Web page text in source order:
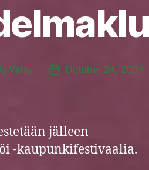
Vattu
PostOctober 24, 2007
jälleen
-kaupunkifestivaalia.